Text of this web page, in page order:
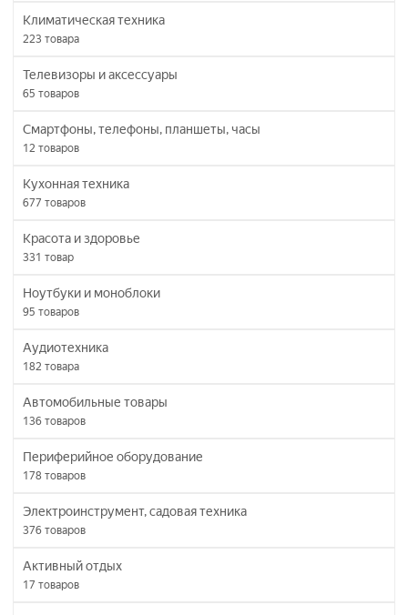
Климатическая техника
223 товара
Телевизоры и аксессуары
65 товаров
Смартфоны, телефоны, планшеты, часы
12 товаров
Кухонная техника
677 товаров
Красота и здоровье
331 товар
Ноутбуки и моноблоки
95 товаров
Аудиотехника
182 товара
Автомобильные товары
136 товаров
Периферийное оборудование
178 товаров
Электроинструмент, садовая техника
376 товаров
Активный отдых
17 товаров